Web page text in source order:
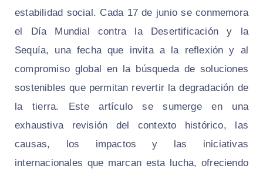
estabilidad social. Cada 17 de junio se conmemora
el Día Mundial contra la Desertificación y la
Sequía, una fecha que invita a la reflexión y al
compromiso global en la búsqueda de soluciones
sostenibles que permitan revertir la degradación de
la tierra. Este artículo se sumerge en una
exhaustiva revisión del contexto histórico, las
causas, los impactos y las iniciativas
internacionales que marcan esta lucha, ofreciendo